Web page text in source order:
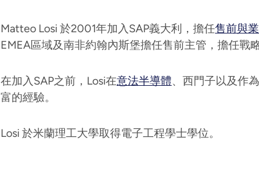
Matteo Losi 於2001年加入SAP義大利，擔任售前與
EMEA區域及南非約翰內斯堡擔任售前主管，擔任戰
在加入SAP之前，Losi在意法半導體、西門子以及作為
富的經驗。
Losi 於米蘭理工大學取得電子工程學士學位。